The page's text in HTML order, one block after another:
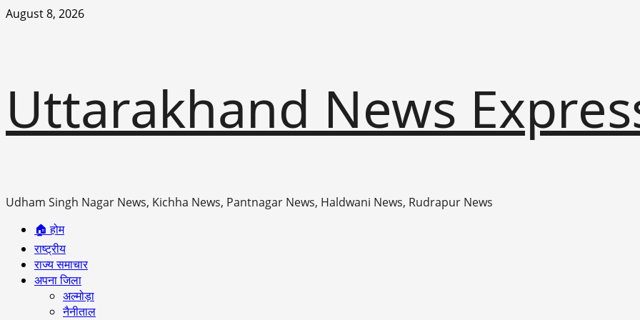
Skip
August 8, 2026
Uttarakhand News
Udham Singh Nagar News, Kichha News, Pantnagar News, Haldwani News, Rudrapur News
Primary
Menu
🏠 होम
राष्ट्रीय
राज्य समाचार
अपना जिला
अल्मोड़ा
नैनीताल